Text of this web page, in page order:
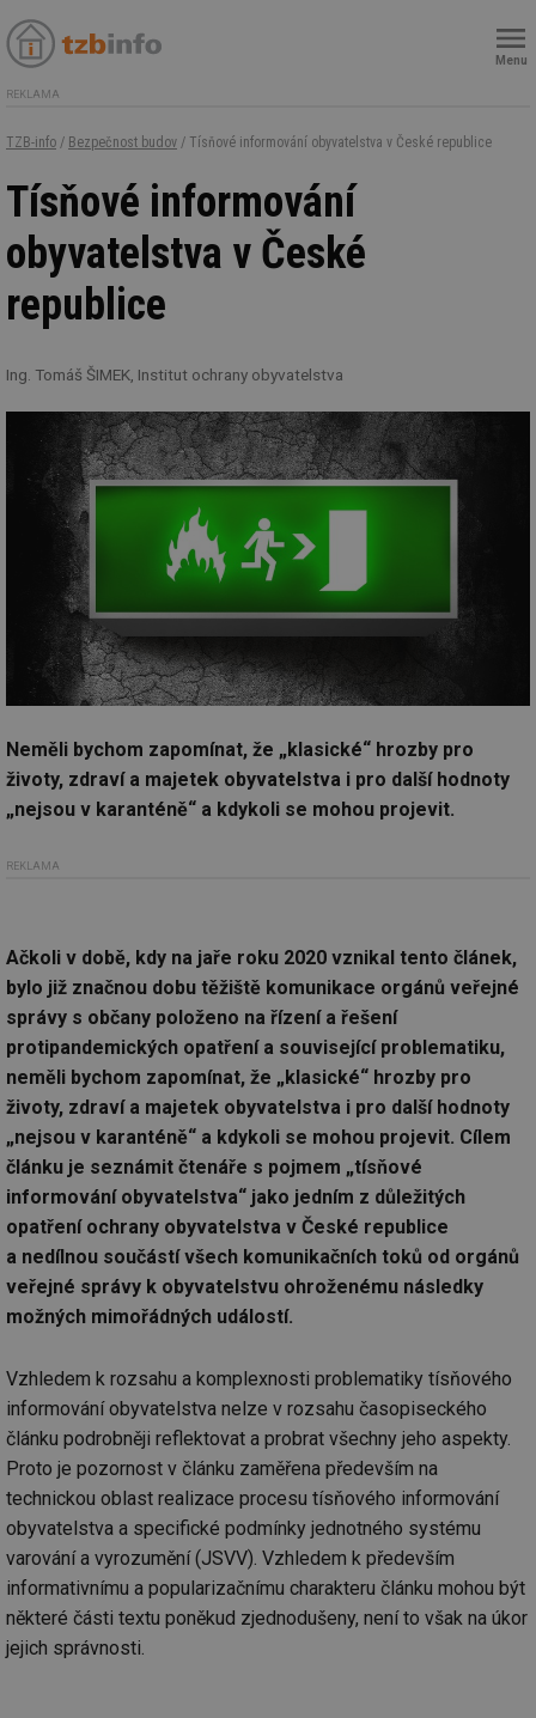
Menu
REKLAMA
TZB-info / Bezpečnost budov / Tísňové informování obyvatelstva v České republice
Tísňové informování
obyvatelstva v České
republice
Ing. Tomáš ŠIMEK, Institut ochrany obyvatelstva
Neměli bychom zapomínat, že „klasické“ hrozby pro
životy, zdraví a majetek obyvatelstva i pro další hodnoty
„nejsou v karanténě“ a kdykoli se mohou projevit.
REKLAMA
Ačkoli v době, kdy na jaře roku 2020 vznikal tento článek,
bylo již značnou dobu těžiště komunikace orgánů veřejné
správy s občany položeno na řízení a řešení
protipandemických opatření a související problematiku,
neměli bychom zapomínat, že „klasické“ hrozby pro
životy, zdraví a majetek obyvatelstva i pro další hodnoty
„nejsou v karanténě“ a kdykoli se mohou projevit. Cílem
článku je seznámit čtenáře s pojmem „tísňové
informování obyvatelstva“ jako jedním z důležitých
opatření ochrany obyvatelstva v České republice
a nedílnou součástí všech komunikačních toků od orgánů
veřejné správy k obyvatelstvu ohroženému následky
možných mimořádných událostí.
Vzhledem k rozsahu a komplexnosti problematiky tísňového
informování obyvatelstva nelze v rozsahu časopiseckého
článku podrobněji reflektovat a probrat všechny jeho aspekty.
Proto je pozornost v článku zaměřena především na
technickou oblast realizace procesu tísňového informování
obyvatelstva a specifické podmínky jednotného systému
varování a vyrozumění (JSVV). Vzhledem k především
informativnímu a popularizačnímu charakteru článku mohou být
některé části textu poněkud zjednodušeny, není to však na úkor
jejich správnosti.